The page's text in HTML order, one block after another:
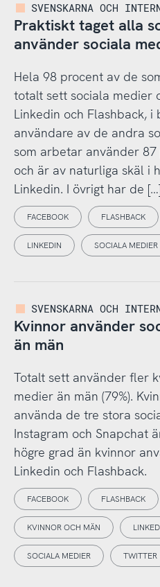
SVENSKARNA OCH
Praktiskt taget alla
använder sociala
Hela 98 procent av de
totalt sett sociala medier
Linkedin och Flashback,
användare av de andra
som arbetar använder
och är av naturliga skäl i
Linkedin. I övrigt har de
FACEBOOK FLASHBACK
LINKEDIN SOCIALA MEDIER
SVENSKARNA OCH
Kvinnor använder
än män
Totalt sett använder fler
medier än män (79%).
använda de tre stora
Instagram och Snapchat
högre grad än kvinnor
Linkedin och Flashback.
FACEBOOK FLASHBACK
KVINNOR OCH MÄN
SOCIALA MEDIER TWITTER